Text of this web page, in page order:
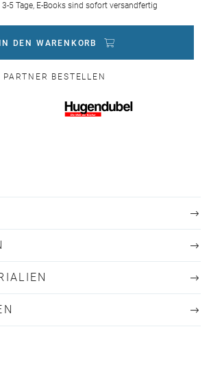
3-5 Tage, E-Books sind sofort versandfertig
IN DEN WARENKORB
BESTELLEN